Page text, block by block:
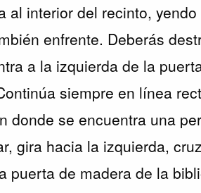
al interior del recinto,
enfrente. Deberás
a la izquierda de la
siempre en línea
donde se encuentra una
gira hacia la izquierda,
puerta de madera de la